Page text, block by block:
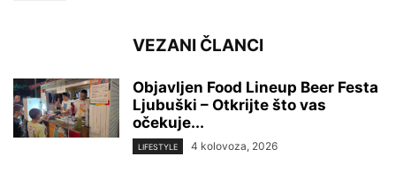
VEZANI ČLANCI
Objavljen Food Lineup Beer Festa
Ljubuški – Otkrijte što vas
očekuje...
LIFESTYLE 4 kolovoza, 2026